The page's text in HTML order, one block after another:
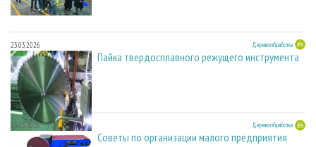
23.03.2026 Деревообработка
Пайка твердосплавного режущего инструмента
23.03.2026 Деревообработка
Советы по организации малого предприятия